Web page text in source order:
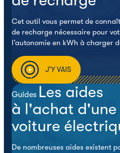
Cet outil vous permet de
de recharge nécessaire pour
l’autonomie en kWh à charger
J'Y VAIS
Guides Les aides
à l'achat d'une
voiture
De nombreuses aides existent